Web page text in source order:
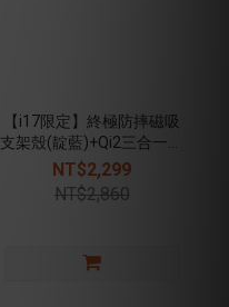
【i17限定】終極防摔磁吸
支架殼(靛藍)+Qi2三合一磁
吸充電(銀)
NT$2,299
NT$2,860